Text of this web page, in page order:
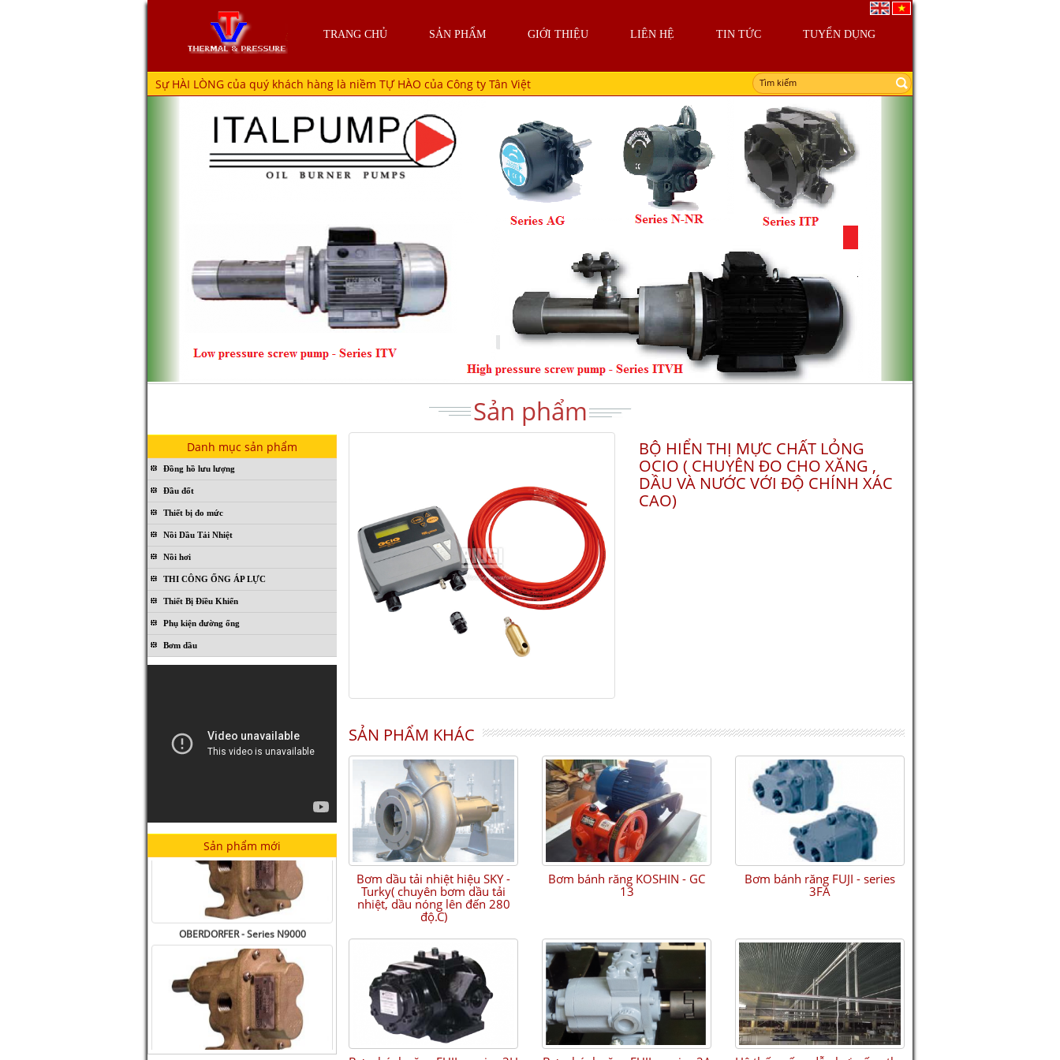
TRANG CHỦ SẢN PHẨM GIỚI THIỆU LIÊN HỆ TIN TỨC TUYỂN DỤNG
Sự HÀI LÒNG của quý khách hàng là niềm TỰ HÀO của Công ty Tân Việt
Sản phẩm
Danh mục sản phẩm
Đồng hồ lưu lượng
Đầu đốt
Thiết bị đo mức
Nồi Dầu Tải Nhiệt
Nồi hơi
THI CÔNG ỐNG ÁP LỰC
Thiết Bị Điều Khiển
Phụ kiện đường ống
Bơm dầu
Sản phẩm mới
Thiết Bị Nhà Giặt
BỘ HIỂN THỊ MỰC CHẤT LỎNG
OCIO ( CHUYÊN ĐO CHO XĂNG ,
DẦU VÀ NƯỚC VỚI ĐỘ CHÍNH XÁC
CAO)
SẢN PHẨM KHÁC
Bơm dầu tải nhiệt hiệu SKY -
Turky( chuyên bơm dầu tải
nhiệt, dầu nóng lên đến 280
độ.C)
Bơm bánh răng KOSHIN - GC
13
Bơm bánh răng FUJI - series
3FA